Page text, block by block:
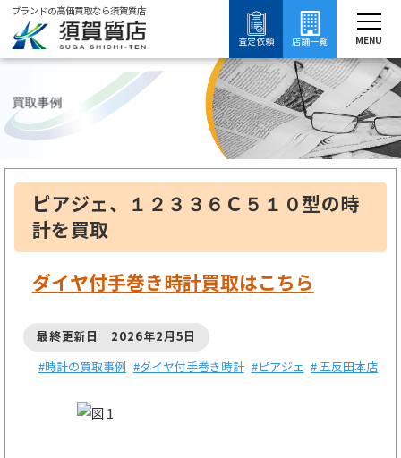
ブランドの高価買取なら須賀質店
査定依頼
店舗一覧 MENU
ブランド買取 時計買取 ダイヤ付手巻き時計買取
買取事例
ピアジェ、１２３３６Ｃ５１０型の時
計を買取
ダイヤ付手巻き時計買取はこちら
最終更新日 2026年2月5日
#時計の買取事例
#ダイヤ付手巻き時計 #ピアジェ # 五反田本店